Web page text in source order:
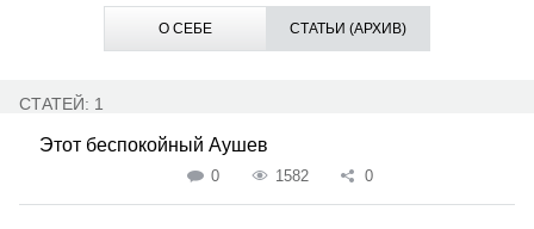
О СЕБЕ СТАТЬИ (АРХИВ)
СТАТЕЙ: 1
Этот беспокойный Аушев
0 1582 0